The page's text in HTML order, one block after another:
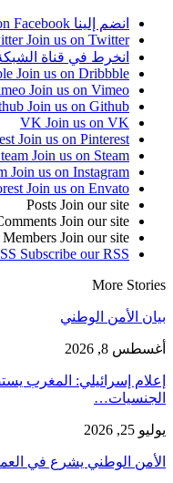
انضم إلينا Facebook Facebook
Join us on Twitter
انخرط في قناة
Join us on Dribbble
Join us on Vimeo
Join us on Github
VK Join us on VK
Join us on Pinterest
Join us on Steam
Join us on Instagram
Join us on Envato
Posts Join our site
Join our site
Members Join our site
Subscribe our RSS
More Stories
بيان الأمن الوطني
أغسطس 8, 2026
إعلام إسرائيلي: المغرب
الجنسيات…
يوليو 25, 2026
الأمن الوطني يشرع في